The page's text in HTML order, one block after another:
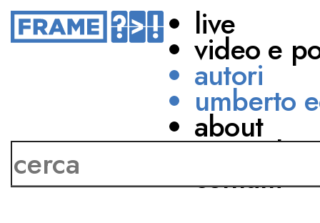
live
video e
autori
umberto
about
network
contatti
Gianni Oliva